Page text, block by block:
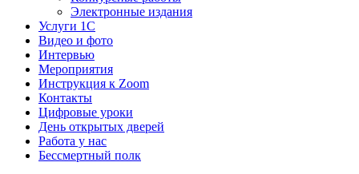
Электронные издания
Услуги 1C
Видео и фото
Интервью
Мероприятия
Инструкция к Zoom
Контакты
Цифровые уроки
День открытых дверей
Работа у нас
Бессмертный полк